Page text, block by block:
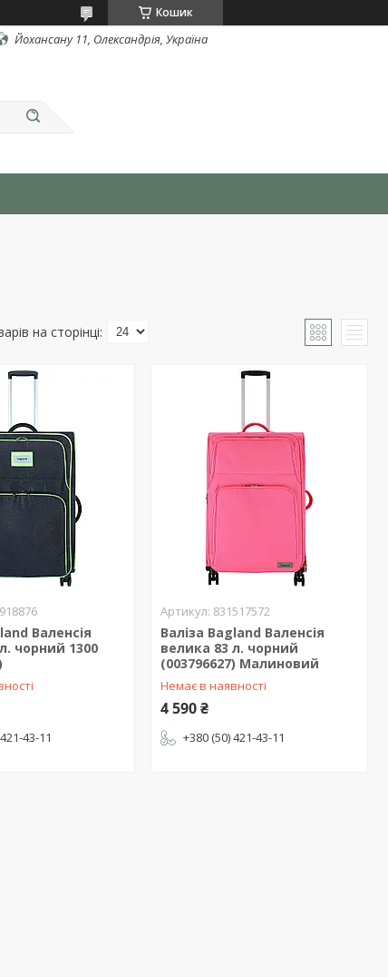
Кошик
Йохансану 11, Олександрія, Україна
Валенсія
чорний 1300
43-11
831517572
Валіза Bagland Валенсія
велика 83 л. чорний
(003796627) Малиновий
Немає в наявності
4 590 ₴
+380 (50) 421-43-11